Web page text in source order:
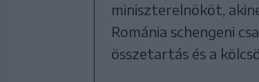
miniszterelnököt,
Románia schengeni
összetartás és a